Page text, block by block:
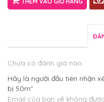
Chưa có đánh giá nào.
Hãy là người đầu tiên nhận
bị 50m”
Email của bạn sẽ không